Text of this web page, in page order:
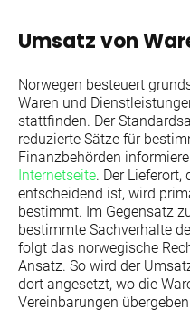
Umsatz von
Norwegen besteuert
Waren und
stattfinden. Der
reduzierte Sätze für
Finanzbehörden
Internetseite. Der
entscheidend ist, wird
bestimmt. Im Gegensatz
bestimmte Sachverhalte
folgt das norwegische
Ansatz. So wird der
dort angesetzt, wo die
Vereinbarungen